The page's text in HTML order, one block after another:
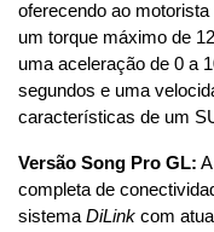
oferecendo ao
um torque máximo de
uma aceleração de 0 a
segundos e uma
características de um
Versão Song Pro GL:
completa de
sistema DiLink com